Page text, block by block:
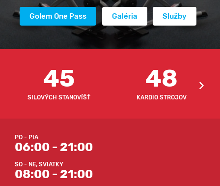
Golem One Pass Galéria Služby
45
SILOVÝCH STANOVÍŠŤ
48
KARDIO STROJOV
PO - PIA
06:00 - 21:00
SO - NE, SVIATKY
08:00 - 21:00